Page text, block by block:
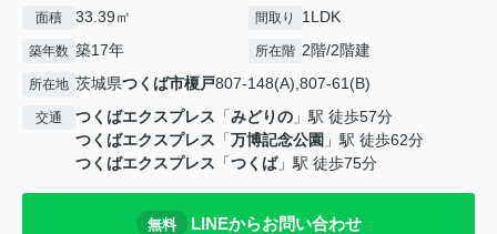
面積 33.39㎡ 間取り 1LDK
築年数 築17年 所在階 2階/2階建
所在地 茨城県つくば市榎戸807-148(A),807-61(B)
交通 つくばエクスプレス 「みどりの 」駅 徒歩57分
つくばエクスプレス 「万博記念公園 」駅 徒歩62分
つくばエクスプレス 「つくば」駅 徒歩75分
無料 LINEからお問い合わせ